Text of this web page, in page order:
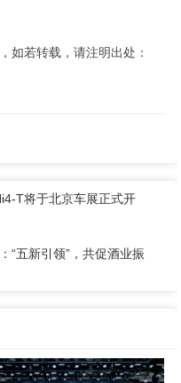
如若转载，请注明出处：
T将于北京车展正式开
“五新引领”，共促酒业振